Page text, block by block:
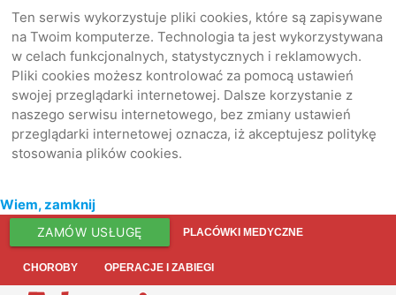
Ten serwis wykorzystuje pliki cookies, które są zapisywane
na Twoim komputerze. Technologia ta jest wykorzystywana
w celach funkcjonalnych, statystycznych i reklamowych.
Pliki cookies możesz kontrolować za pomocą ustawień
swojej przeglądarki internetowej. Dalsze korzystanie z
naszego serwisu internetowego, bez zmiany ustawień
przeglądarki internetowej oznacza, iż akceptujesz politykę
stosowania plików cookies.
Wiem, zamknij
ZAMÓW USŁUGĘ PLACÓWKI MEDYCZNE
CHOROBY OPERACJE I ZABIEGI